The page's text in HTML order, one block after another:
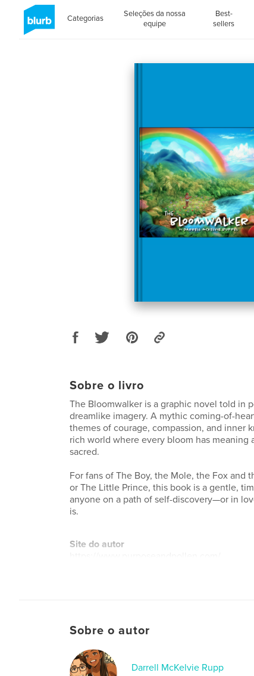
Categorias
Seleções da nossa
equipe
Best-
sellers
Sobre o livro
The Bloomwalker is a graphic novel told in
dreamlike imagery. A mythic coming-of-
themes of courage, compassion, and inner
rich world where every bloom has meaning
sacred.
For fans of The Boy, the Mole, the Fox and
or The Little Prince, this book is a gentle,
anyone on a path of self-discovery—or in
is.
Site do autor
Sobre o autor
Darrell McKelvie Rupp